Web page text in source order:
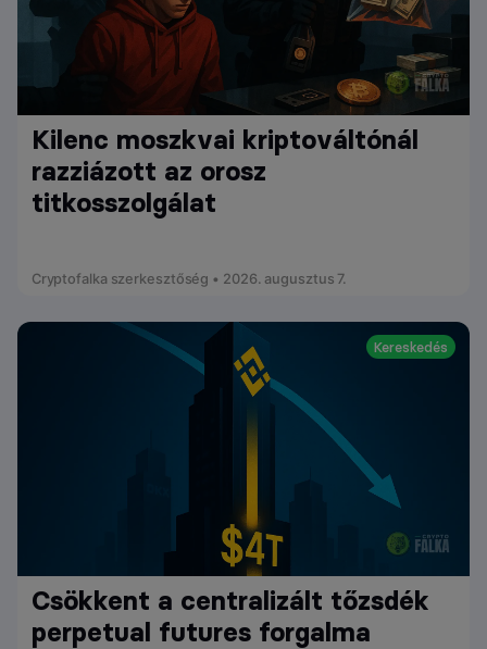
Kilenc moszkvai kriptováltónál
razziázott az orosz
titkosszolgálat
Cryptofalka szerkesztőség • 2026. augusztus 7.
Kereskedés
Csökkent a centralizált tőzsdék
perpetual futures forgalma